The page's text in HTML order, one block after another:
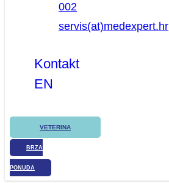
002
servis(at)medexpert.hr
Kontakt
EN
VETERINA
BRZA
PONUDA